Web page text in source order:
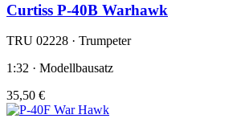
Curtiss P-40B Warhawk
TRU 02228 · Trumpeter
1:32 · Modellbausatz
35,50 €